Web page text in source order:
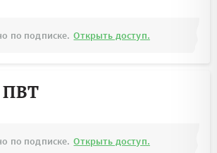
по подписке. Открыть доступ.
ПВТ
по подписке. Открыть доступ.